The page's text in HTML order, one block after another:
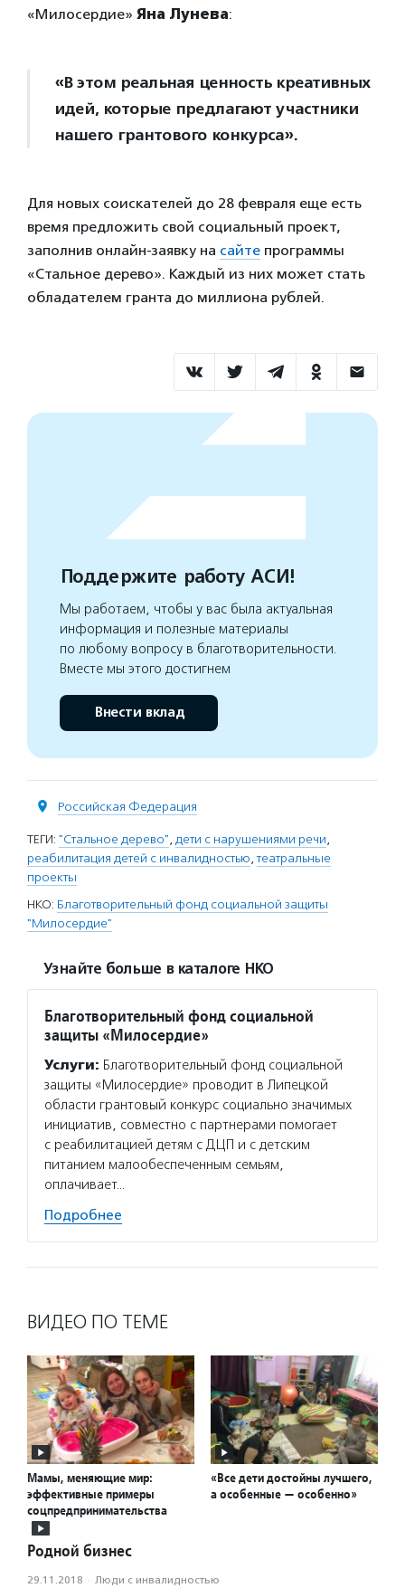
«Милосердие» Яна Лунева:
«В этом реальная ценность креативных
идей, которые предлагают участники
нашего грантового конкурса».
Для новых соискателей до 28 февраля еще есть
время предложить свой социальный проект,
заполнив онлайн-заявку на сайте программы
«Стальное дерево». Каждый из них может стать
обладателем гранта до миллиона рублей.
Поддержите работу АСИ!
Мы работаем, чтобы у вас была актуальная
информация и полезные материалы
по любому вопросу в благотворительности.
Вместе мы этого достигнем
Внести вклад
Российская Федерация
ТЕГИ: "Стальное дерево", дети с нарушениями речи,
реабилитация детей с инвалидностью,театральные
проекты
НКО: Благотворительный фонд социальной защиты
"Милосердие"
Узнайте больше в каталоге НКО
Благотворительный фонд социальной
защиты «Милосердие»
Услуги: Благотворительный фонд социальной
защиты «Милосердие» проводит в Липецкой
области грантовый конкурс социально значимых
инициатив, совместно с партнерами помогает
с реабилитацией детям с ДЦП и с детским
питанием малообеспеченным семьям,
оплачивает…
Подробнее
ВИДЕО ПО ТЕМЕ
Мамы, меняющие мир:
эффективные примеры
соцпредпринимательства
«Все дети достойны лучшего,
а особенные — особенно»
Родной бизнес
29.11.2018 · Люди с инвалидностью